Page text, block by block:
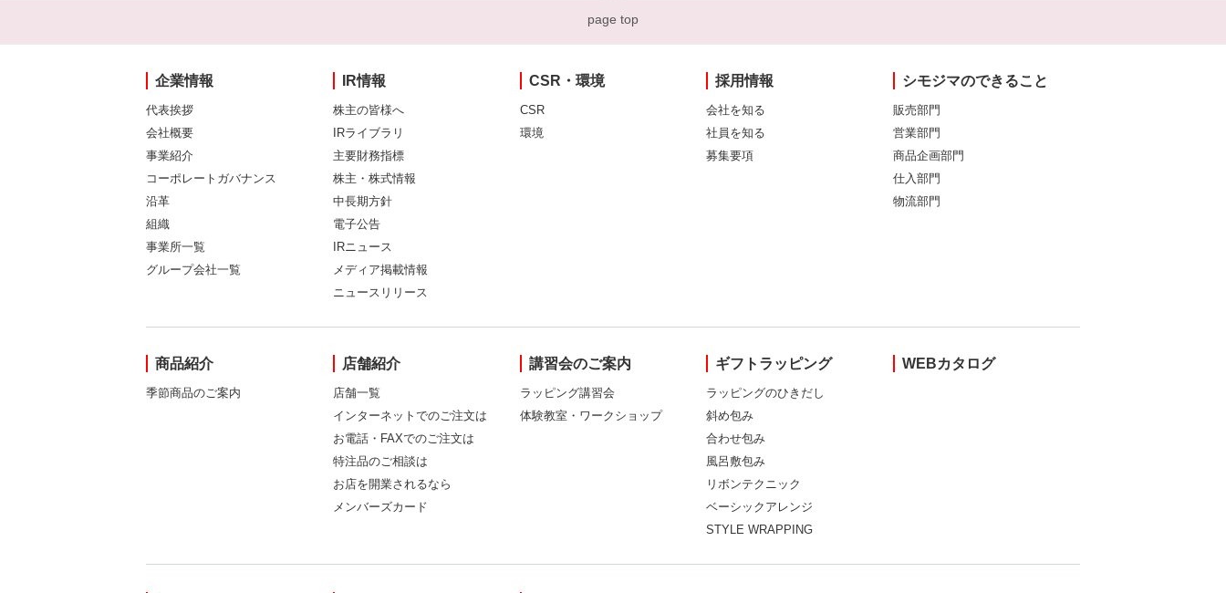
page top
企業情報
代表挨拶
会社概要
事業紹介
コーポレートガバナンス
沿革
組織
事業所一覧
グループ会社一覧
IR情報
株主の皆様へ
IRライブラリ
主要財務指標
株主・株式情報
中長期方針
電子公告
IRニュース
メディア掲載情報
ニュースリリース
CSR・環境
CSR
環境
採用情報
会社を知る
社員を知る
募集要項
シモジマのできること
販売部門
営業部門
商品企画部門
仕入部門
物流部門
商品紹介
季節商品のご案内
店舗紹介
店舗一覧
インターネットでのご注文は
お電話・FAXでのご注文は
特注品のご相談は
お店を開業されるなら
メンバーズカード
講習会のご案内
ラッピング講習会
体験教室・ワークショップ
ギフトラッピング
ラッピングのひきだし
斜め包み
合わせ包み
風呂敷包み
リボンテクニック
ベーシックアレンジ
STYLE WRAPPING
WEBカタログ